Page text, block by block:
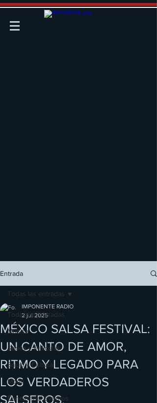
Entrada
Todas las entradas
Música
Series y Películas
Salud y Cultura
Moda
Conciertos/ Eventos
Todas las entradas
MÉXICO SALSA FESTIVAL:
UN CANTO DE AMOR,
RITMO Y LEGADO PARA
LOS VERDADEROS
SALSEROS.
IMPONENTE RADIO
2 jul 2025